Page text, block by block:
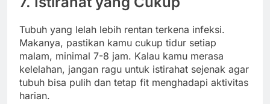
Tubuh yang lelah lebih rentan terkena infeksi.
Makanya, pastikan kamu cukup tidur setiap
malam, minimal 7-8 jam. Kalau kamu merasa
kelelahan, jangan ragu untuk istirahat sejenak agar
tubuh bisa pulih dan tetap fit menghadapi aktivitas
harian.